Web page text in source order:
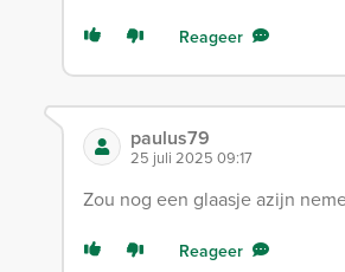
Reageer
paulus79
25 juli 2025 09:17
Zou nog een glaasje azijn
Reageer